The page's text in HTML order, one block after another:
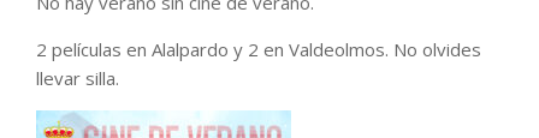
2 películas en Alalpardo y 2 en Valdeolmos. No olvides
llevar silla.